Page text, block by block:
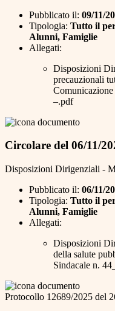
Pubblicato il: 09/11/
Tipologia: Tutto il
Alunni, Famiglie
Allegati:
Disposizioni
precauzionali
–.pdf
Circolare del 06/11/
Disposizioni Dirigenziali -
Pubblicato il: 06/11/
Tipologia: Tutto il
Alunni, Famiglie
Allegati:
Disposizioni
della salute
Sindacale n.
Protocollo 12689/2025 del